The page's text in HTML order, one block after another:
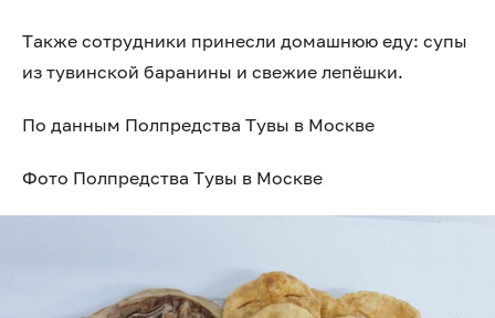
Также сотрудники принесли домашнюю еду: супы
из тувинской баранины и свежие лепёшки.
По данным Полпредства Тувы в Москве
Фото Полпредства Тувы в Москве